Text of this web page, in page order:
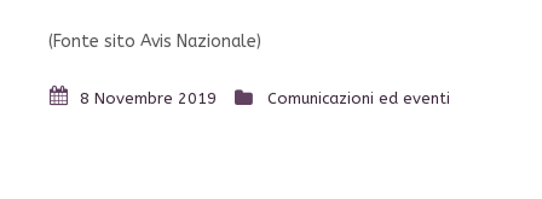
(Fonte sito Avis Nazionale)
8 Novembre 2019 Comunicazioni ed eventi